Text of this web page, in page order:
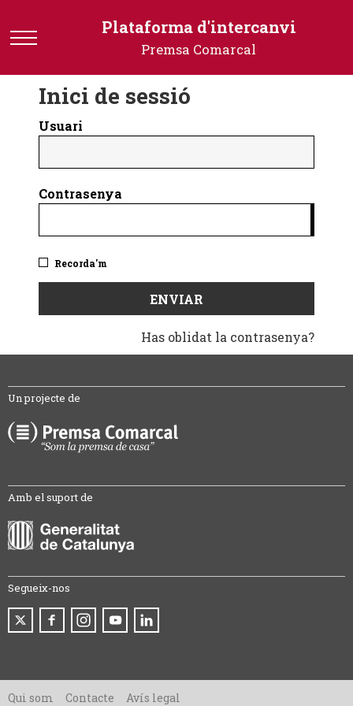
Plataforma
d'intercanvi
Plataforma d'intercanvi
Premsa Comarcal
Inici de sessió
Usuari
Contrasenya
Recorda'm
Has oblidat la contrasenya?
Un projecte de
Amb el suport de
Segueix-nos
Qui som Contacte Avís legal